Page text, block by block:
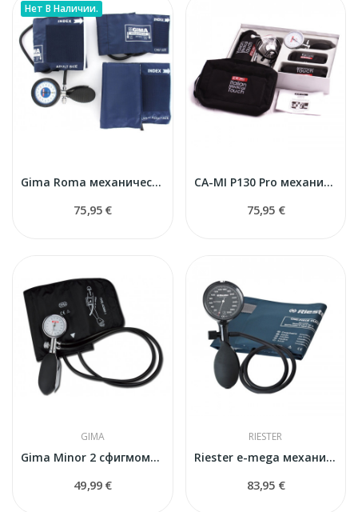
Нет В Наличии.
Gima Roma механический сфигмоманометр комплект...
75,95 €
CA-MI P130 Pro механический тонометр
75,95 €
GIMA
Gima Minor 2 сфигмоманометр
49,99 €
RIESTER
Riester e-mega механический тонометр
83,95 €